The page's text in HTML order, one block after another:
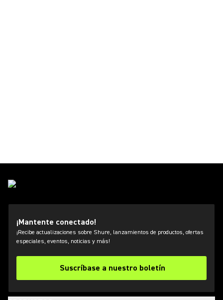
¡Mantente conectado!
¡Recibe actualizaciones sobre Shure, lanzamientos de productos, ofertas
especiales, eventos, noticias y más!
Suscríbase a nuestro boletín